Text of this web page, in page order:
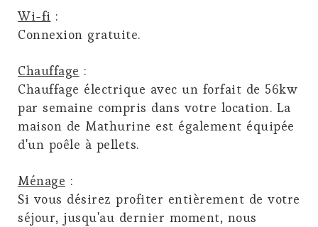
Wi-fi :
Connexion gratuite.
Chauffage :
Chauffage électrique avec un forfait de 56kw
par semaine compris dans votre location. La
maison de Mathurine est également équipée
d'un poêle à pellets.
Ménage :
Si vous désirez profiter entièrement de votre
séjour, jusqu'au dernier moment, nous